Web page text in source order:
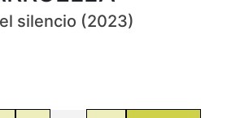
silencio (2023)